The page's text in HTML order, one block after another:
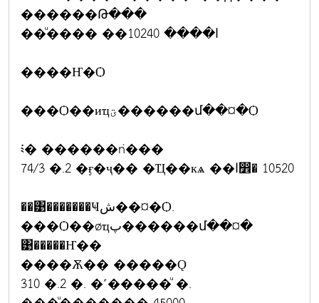
������Թ���
��ͧ���� ��ا���� 10240
����Ҥ�Ѻ
���Ѻ��иҵؾ������մ��¤�Ѻ
༴� ������ǹ���
74/3 �.2 �ӻ�ҷ�� �Ҵ��кѧ ��ا෾� 10520
��͹�������Ҹش��¤�Ѻ.
���Ѻ��øҵپ������մ��¤�
͹�����Ҥ��
����Ѫ�� �����Ǫ
310 �.2 �. �˹�����ͧ �.